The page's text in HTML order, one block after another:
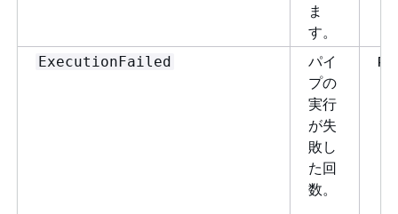
ま
す。
ExecutionFailed
パイ
プの
実行
が失
敗し
た回
数。